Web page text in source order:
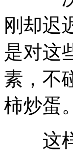
刚却迟
是对这
素，不
柿炒蛋。
这样